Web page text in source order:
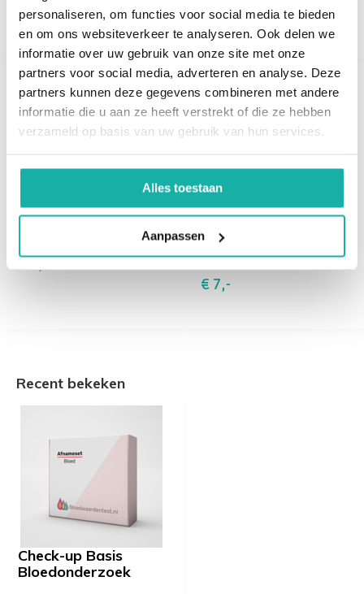
personaliseren, om functies voor social media te bieden
en om ons websiteverkeer te analyseren. Ook delen we
informatie over uw gebruik van onze site met onze
partners voor social media, adverteren en analyse. Deze
partners kunnen deze gegevens combineren met andere
informatie die u aan ze heeft verstrekt of die ze hebben
verzameld op basis van uw gebruik van hun services.
Alles toestaan
Aanpassen
€ 29,- € 29,90
Natrium
Kalium
€ 7,-
Recent bekeken
Check-up Basis
Bloedonderzoek